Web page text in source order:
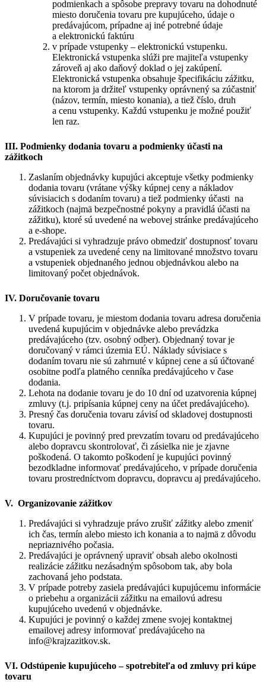
podmienkach a spôsobe prepravy tovaru na dohodnuté
miesto doručenia tovaru pre kupujúceho, údaje o
predávajúcom, prípadne aj iné potrebné údaje
a elektronickú faktúru
v prípade vstupenky – elektronickú vstupenku.
Elektronická vstupenka slúži pre majiteľa vstupenky
zároveň aj ako daňový doklad o jej zakúpení.
Elektronická vstupenka obsahuje špecifikáciu zážitku,
na ktorom ja držiteľ vstupenky oprávnený sa zúčastniť
(názov, termín, miesto konania), a tiež číslo, druh
a cenu vstupenky. Každú vstupenku je možné použiť
len raz.
III. Podmienky dodania tovaru a podmienky účasti na
zážitkoch
Zaslaním objednávky kupujúci akceptuje všetky podmienky
dodania tovaru (vrátane výšky kúpnej ceny a nákladov
súvisiacich s dodaním tovaru) a tiež podmienky účasti na
zážitkoch (najmä bezpečnostné pokyny a pravidlá účasti na
zážitku), ktoré sú uvedené na webovej stránke predávajúceho
a e-shope.
Predávajúci si vyhradzuje právo obmedziť dostupnosť tovaru
a vstupeniek za uvedené ceny na limitované množstvo tovaru
a vstupeniek objednaného jednou objednávkou alebo na
limitovaný počet objednávok.
IV. Doručovanie tovaru
V prípade tovaru, je miestom dodania tovaru adresa doručenia
uvedená kupujúcim v objednávke alebo prevádzka
predávajúceho (tzv. osobný odber). Objednaný tovar je
doručovaný v rámci územia EÚ. Náklady súvisiace s
dodaním tovaru nie sú zahrnuté v kúpnej cene a sú účtované
osobitne podľa platného cenníka predávajúceho v čase
dodania.
Lehota na dodanie tovaru je do 10 dní od uzatvorenia kúpnej
zmluvy (t.j. pripísania kúpnej ceny na účet predávajúceho).
Presný čas doručenia tovaru závisí od skladovej dostupnosti
tovaru.
Kupujúci je povinný pred prevzatím tovaru od predávajúceho
alebo dopravcu skontrolovať, či zásielka nie je zjavne
poškodená. O takomto poškodení je kupujúci povinný
bezodkladne informovať predávajúceho, v prípade doručenia
tovaru prostredníctvom dopravcu, dopravcu aj predávajúceho.
V. Organizovanie zážitkov
Predávajúci si vyhradzuje právo zrušiť zážitky alebo zmeniť
ich čas, termín alebo miesto ich konania a to najmä z dôvodu
nepriaznivého počasia.
Predávajúci je oprávnený upraviť obsah alebo okolnosti
realizácie zážitku nezásadným spôsobom tak, aby bola
zachovaná jeho podstata.
V prípade potreby zasiela predávajúci kupujúcemu informácie
o priebehu a organizácii zážitku na emailovú adresu
kupujúceho uvedenú v objednávke.
Kupujúci je povinný o každej zmene svojej kontaktnej
emailovej adresy informovať predávajúceho na
info@krajzazitkov.sk.
VI. Odstúpenie kupujúceho – spotrebiteľa od zmluvy pri kúpe
tovaru